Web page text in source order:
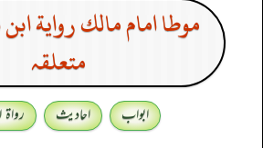
موطا امام مالك رواية
متعلقہ
ابواب احادیث